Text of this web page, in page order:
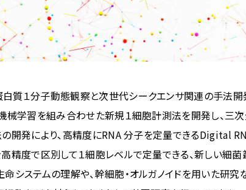
質１分子動態観察と次世代シークエンサ関連の手法開
機械学習を組み合わせた新規１細胞計測法を開発し、三
開発により、高精度にRNA 分子を定量できるDigital
高精度で区別して１細胞レベルで定量できる、新しい細
命システムの理解や、幹細胞・オルガノイドを用いた研